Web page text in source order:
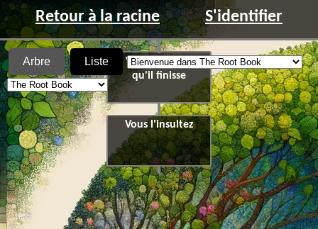
Retour à la racine S'identifier
Arbre Liste
Vous attendez
qu'il finisse
Vous l'insultez